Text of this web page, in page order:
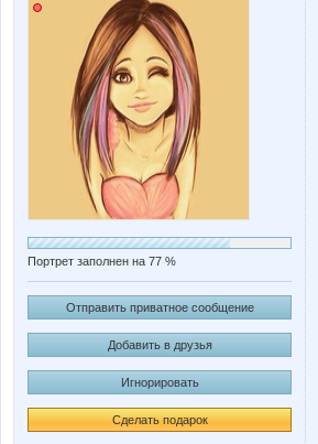
Портрет заполнен на 77 %
Отправить приватное сообщение
Добавить в друзья
Игнорировать
Сделать подарок